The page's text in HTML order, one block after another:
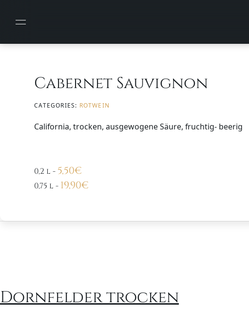
Cabernet Sauvignon
CATEGORIES: ROTWEIN
California, trocken, ausgewogene Säure, fruchtig- beerig
0,2 l - 5,50€
0,75 l - 19,90€
Dornfelder trocken